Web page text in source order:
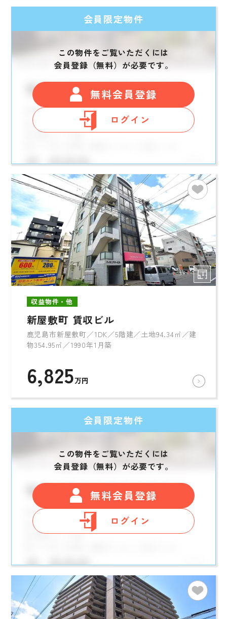
会員限定物件
この物件をご覧いただくには
会員登録（無料）が必要です。
無料会員登録
ログイン
収益物件・他
新屋敷町 賃収ビル
鹿児島市新屋敷町／1DK／5階建／土地94.34㎡／建
物354.95㎡／1990年1月築
6,825万円
会員限定物件
この物件をご覧いただくには
会員登録（無料）が必要です。
無料会員登録
ログイン